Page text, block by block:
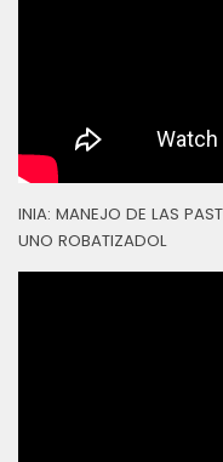
INIA: MANEJO DE LAS
UNO ROBATIZADOL